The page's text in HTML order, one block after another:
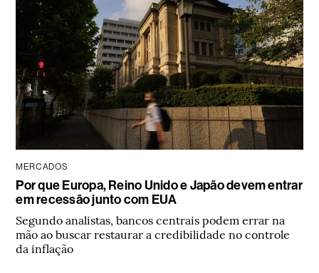
MERCADOS
Por que Europa, Reino Unido e Japão devem entrar
em recessão junto com EUA
Segundo analistas, bancos centrais podem errar na
mão ao buscar restaurar a credibilidade no controle
da inflação